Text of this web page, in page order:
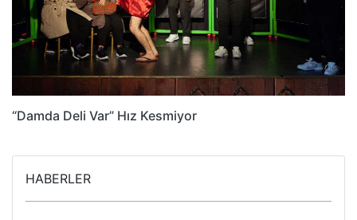
“Damda Deli Var” Hız Kesmiyor
HABERLER